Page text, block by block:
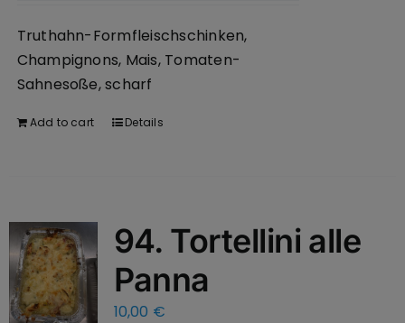
Truthahn-Formfleischschinken,
Champignons, Mais, Tomaten-
Sahnesoße, scharf
Add to cart Details
94. Tortellini alle
Panna
10,00 €